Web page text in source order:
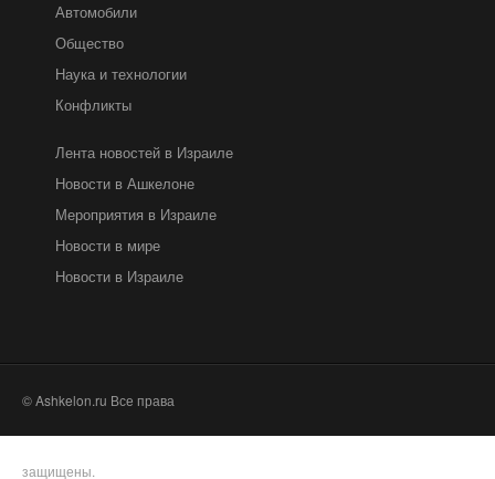
Автомобили
Общество
Наука и технологии
Конфликты
Лента новостей в Израиле
Новости в Ашкелоне
Мероприятия в Израиле
Новости в мире
Новости в Израиле
© Ashkelon.ru Все права
защищены.